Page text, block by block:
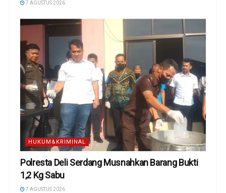
7 AGUSTUS 2026
HUKUM&KRIMINAL
Polresta Deli Serdang Musnahkan Barang Bukti
1,2 Kg Sabu
7 AGUSTUS 2026